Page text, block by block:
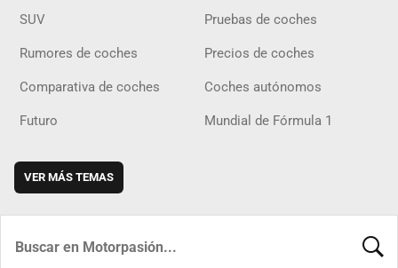
SUV Pruebas de coches
Rumores de coches Precios de coches
Comparativa de coches Coches autónomos
Futuro Mundial de Fórmula 1
VER MÁS TEMAS